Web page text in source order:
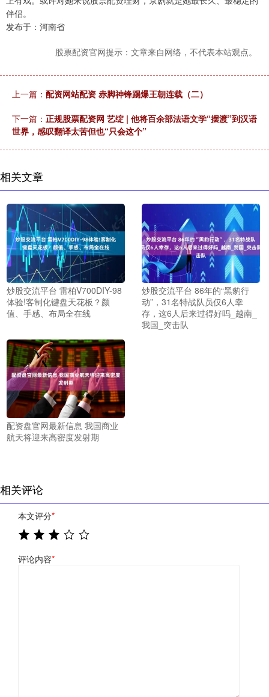
伴侣。
发布于：河南省
股票配资官网提示：文章来自网络，不代表本站观点。
上一篇： 配资网站配资 赤脚神锋踢爆王朝连载（二）
下一篇： 正规股票配资网 艺绽 | 他将百余部法语文学“摆渡”到汉语
世界，感叹翻译太苦但也“只会这个”
相关文章
炒股交流平台 雷柏V700DIY-98
体验!客制化键盘天花板？颜
值、手感、布局全在线
炒股交流平台 86年的“黑豹行
动”，31名特战队员仅6人幸
存，这6人后来过得好吗_越南_
我国_突击队
配资盘官网最新信息 我国商业
航天将迎来高密度发射期
相关评论
本文评分*
评论内容*